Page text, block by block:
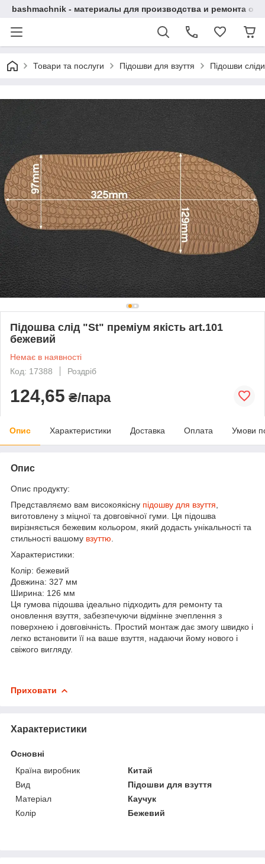
bashmachnik - материалы для производства и ремонта
Товари та послуги Підошви для взуття Підошви сліди
Підошва слід "St" преміум якість art.101
бежевий
Немає в наявності
Код: 17388
Роздріб
124,65 ₴/пара
Опис Характеристики Доставка Оплата Умови
Опис
Опис продукту:
Представляємо вам високоякісну підошву для взуття
виготовлену з міцної та довговічної гуми. Ця підошва
вирізняється бежевим кольором, який додасть унікальності та
стильності вашому взуттю
Характеристики:
Колір: бежевий
Довжина: 327 мм
Ширина: 126 мм
Ця гумова підошва ідеально підходить для ремонту та
оновлення взуття, забезпечуючи відмінне зчеплення з
поверхнею і довговічність. Простий монтаж дає змогу швидко і
легко встановити її на ваше взуття, надаючи йому нового і
свіжого вигляду.
Приховати
Характеристики
Основні
Країна виробник
Китай
Вид
Підошви для взуття
Матеріал
Каучук
Колір
Бежевий